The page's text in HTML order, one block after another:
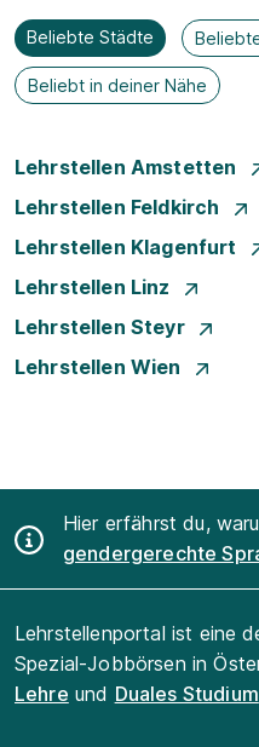
Beliebte Städte
Beliebt in deiner Nähe
Lehrstellen Amstetten
Lehrstellen Feldkirch
Lehrstellen Klagenfurt
Lehrstellen Linz
Lehrstellen Steyr
Lehrstellen Wien
Hier erfährst du,
gendergerechte
Lehrstellenportal ist eine
Spezial-Jobbörsen in
Lehre und Duales Studium